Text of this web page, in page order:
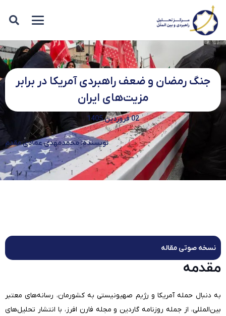
جنگ رمضان و ضعف راهبردی آمریکا در برابر
مزیت‌های ایران
02 فروردین 1405
نویسنده: محمدمهدی عمادی مقدم
نسخه صوتی مقاله
مقدمه
به دنبال حمله آمریکا و رژیم صهیونیستی به کشورمان، رسانه‌های معتبر
بین‌المللی، از جمله روزنامه گاردین و مجله فارن افرز، با انتشار تحلیل‌های